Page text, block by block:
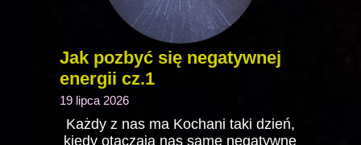
Jak pozbyć się negatywnej
energii cz.1
19 lipca 2026
Każdy z nas ma Kochani taki dzień,
kiedy otaczają nas same negatywne